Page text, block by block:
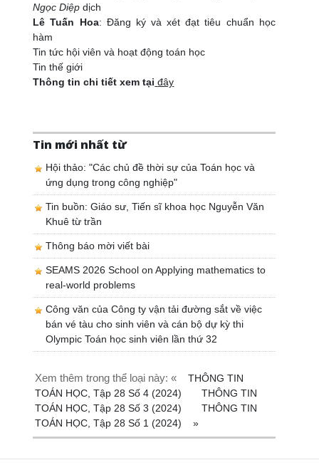
Ngọc Diệp dịch
Lê Tuấn Hoa: Đăng ký và xét đạt tiêu chuẩn học
hàm
Tin tức hội viên và hoạt động toán học
Tin thế giới
Thông tin chi tiết xem tại đây
Tin mới nhất từ
Hội thảo: "Các chủ đề thời sự của Toán học và
ứng dụng trong công nghiệp"
Tin buồn: Giáo sư, Tiến sĩ khoa học Nguyễn Văn
Khuê từ trần
Thông báo mời viết bài
SEAMS 2026 School on Applying mathematics to
real-world problems
Công văn của Công ty vận tải đường sắt về việc
bán vé tàu cho sinh viên và cán bộ dự kỳ thi
Olympic Toán học sinh viên lần thứ 32
Xem thêm trong thể loại này: «
THÔNG TIN
TOÁN HỌC, Tập 28 Số 4 (2024)
THÔNG TIN
TOÁN HỌC, Tập 28 Số 3 (2024)
THÔNG TIN
TOÁN HỌC, Tập 28 Số 1 (2024)
»